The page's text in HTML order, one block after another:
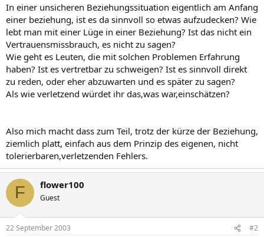
In einer unsicheren Beziehungssituation eigentlich am Anfang
einer beziehung, ist es da sinnvoll so etwas aufzudecken? Wie
lebt man mit einer Lüge in einer Beziehung? Ist das nicht ein
Vertrauensmissbrauch, es nicht zu sagen?
Wie geht es Leuten, die mit solchen Problemen Erfahrung
haben? Ist es vertretbar zu schweigen? Ist es sinnvoll direkt
zu reden, oder eher abzuwarten und es später zu sagen?
Als wie verletzend würdet ihr das,was war,einschätzen?
Also mich macht dass zum Teil, trotz der kürze der Beziehung,
ziemlich platt, einfach aus dem Prinzip des eigenen, nicht
tolerierbaren,verletzenden Fehlers.
F flower100
Guest
22 September 2003 #2